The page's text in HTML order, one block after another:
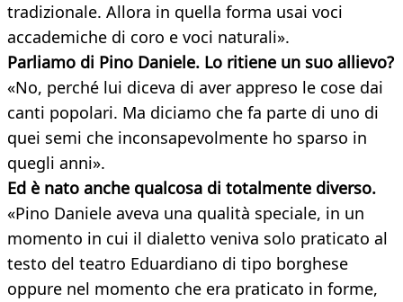
tradizionale. Allora in quella forma usai voci
accademiche di coro e voci naturali».
Parliamo di Pino Daniele. Lo ritiene un suo allievo?
«No, perché lui diceva di aver appreso le cose dai
canti popolari. Ma diciamo che fa parte di uno di
quei semi che inconsapevolmente ho sparso in
quegli anni».
Ed è nato anche qualcosa di totalmente diverso.
«Pino Daniele aveva una qualità speciale, in un
momento in cui il dialetto veniva solo praticato al
testo del teatro Eduardiano di tipo borghese
oppure nel momento che era praticato in forme,